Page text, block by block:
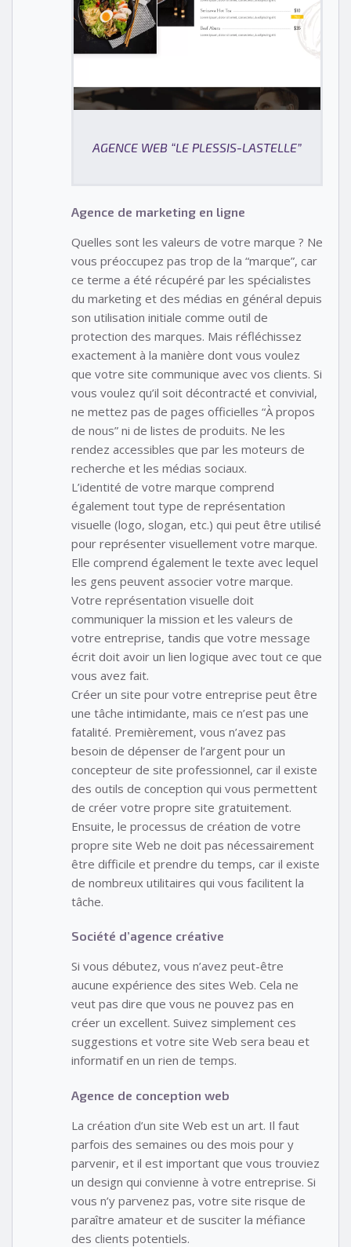
AGENCE WEB “LE PLESSIS-LASTELLE”
Agence de marketing en ligne
Quelles sont les valeurs de votre marque ? Ne
vous préoccupez pas trop de la “marque”, car
ce terme a été récupéré par les spécialistes
du marketing et des médias en général depuis
son utilisation initiale comme outil de
protection des marques. Mais réfléchissez
exactement à la manière dont vous voulez
que votre site communique avec vos clients. Si
vous voulez qu’il soit décontracté et convivial,
ne mettez pas de pages officielles “À propos
de nous” ni de listes de produits. Ne les
rendez accessibles que par les moteurs de
recherche et les médias sociaux.
L’identité de votre marque comprend
également tout type de représentation
visuelle (logo, slogan, etc.) qui peut être utilisé
pour représenter visuellement votre marque.
Elle comprend également le texte avec lequel
les gens peuvent associer votre marque.
Votre représentation visuelle doit
communiquer la mission et les valeurs de
votre entreprise, tandis que votre message
écrit doit avoir un lien logique avec tout ce que
vous avez fait.
Créer un site pour votre entreprise peut être
une tâche intimidante, mais ce n’est pas une
fatalité. Premièrement, vous n’avez pas
besoin de dépenser de l’argent pour un
concepteur de site professionnel, car il existe
des outils de conception qui vous permettent
de créer votre propre site gratuitement.
Ensuite, le processus de création de votre
propre site Web ne doit pas nécessairement
être difficile et prendre du temps, car il existe
de nombreux utilitaires qui vous facilitent la
tâche.
Société d’agence créative
Si vous débutez, vous n’avez peut-être
aucune expérience des sites Web. Cela ne
veut pas dire que vous ne pouvez pas en
créer un excellent. Suivez simplement ces
suggestions et votre site Web sera beau et
informatif en un rien de temps.
Agence de conception web
La création d’un site Web est un art. Il faut
parfois des semaines ou des mois pour y
parvenir, et il est important que vous trouviez
un design qui convienne à votre entreprise. Si
vous n’y parvenez pas, votre site risque de
paraître amateur et de susciter la méfiance
des clients potentiels.